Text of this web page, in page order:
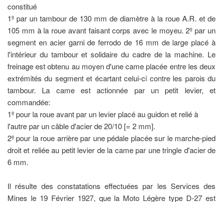
constitué
1º par un tambour de 130 mm de diamètre à la roue A.R. et de
105 mm à la roue avant faisant corps avec le moyeu. 2º par un
segment en acier garni de ferrodo de 16 mm de large placé à
l'intérieur du tambour et solidaire du cadre de la machine. Le
freinage est obtenu au moyen d'une came placée entre les deux
extrémités du segment et écartant celui-ci contre les parois du
tambour. La came est actionnée par un petit levier, et
commandée:
1º pour la roue avant par un levier placé au guidon et relié à
l'autre par un câble d'acier de 20/10 [= 2 mm].
2º pour la roue arrière par une pédale placée sur le marche-pied
droit et reliée au petit levier de la came par une tringle d'acier de
6 mm.
Il résulte des constatations effectuées par les Services des
Mines le 19 Février 1927, que la Moto Légère type D-27 est